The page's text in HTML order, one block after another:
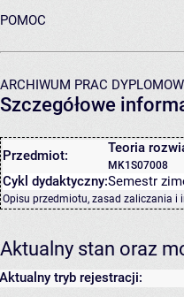
POMOC
ARCHIWUM PRAC
Szczegółowe
Przedmiot: Teoria
MK1S07008
Cykl dydaktyczny:Semestr
Opisu przedmiotu, zasad zaliczania i
Aktualny stan oraz
Aktualny tryb rejestracji: